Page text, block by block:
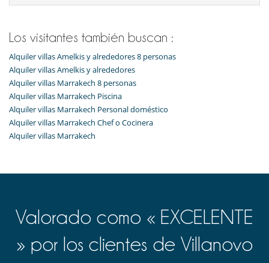
Los visitantes también buscan :
Alquiler villas Amelkis y alrededores 8 personas
Alquiler villas Amelkis y alrededores
Alquiler villas Marrakech 8 personas
Alquiler villas Marrakech Piscina
Alquiler villas Marrakech Personal doméstico
Alquiler villas Marrakech Chef o Cocinera
Alquiler villas Marrakech
Valorado como « EXCELENTE
» por los clientes de Villanovo